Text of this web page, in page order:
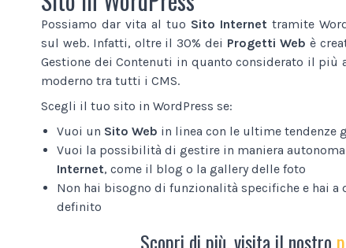
Possiamo dar vita al tuo Sito Internet tramite
sul web. Infatti, oltre il 30% dei Progetti Web è
Gestione dei Contenuti in quanto considerato il più
moderno tra tutti i CMS.
Scegli il tuo sito in WordPress se:
Vuoi un Sito Web in linea con le ultime tendenze
Vuoi la possibilità di gestire in maniera
Internet, come il blog o la gallery delle foto
Non hai bisogno di funzionalità specifiche e hai
definito
Scopri di più, visita il nostro